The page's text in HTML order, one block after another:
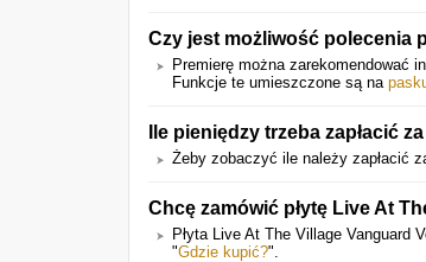
Czy jest możliwość polecenia
Premierę można zarekomendować
Funkcje te umieszczone są na
Ile pieniędzy trzeba zapłacić za
Żeby zobaczyć ile należy zapłacić
Chcę zamówić płytę Live At
Płyta Live At The Village Vanguard
"Gdzie kupić?".